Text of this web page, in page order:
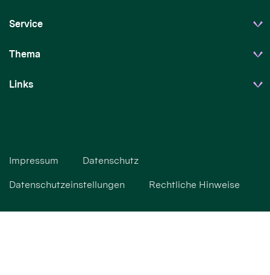
Service
Thema
Links
Impressum Datenschutz
Datenschutzeinstellungen Rechtliche Hinweise